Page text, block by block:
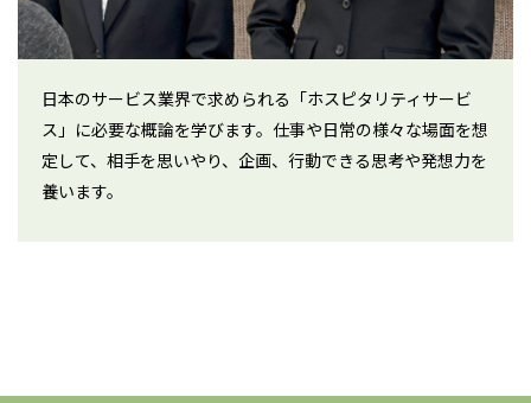
日本のサービス業界で求められる「ホスピタリティサービ
ス」に必要な概論を学びます。仕事や日常の様々な場面を想
定して、相手を思いやり、企画、行動できる思考や発想力を
養います。